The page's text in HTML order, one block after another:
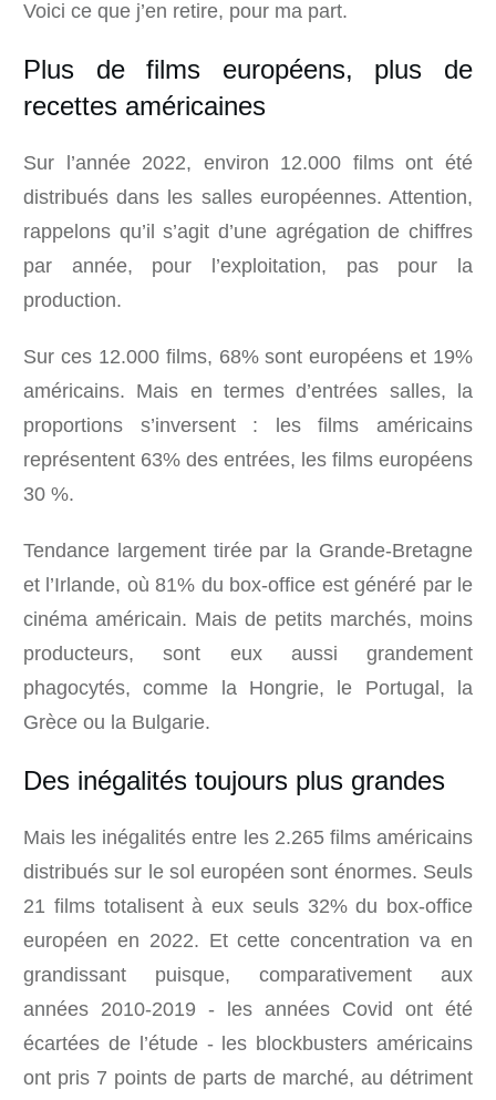
Voici ce que j’en retire, pour ma part.
Plus de films européens, plus de
recettes américaines
Sur l’année 2022, environ 12.000 films ont été
distribués dans les salles européennes. Attention,
rappelons qu’il s’agit d’une agrégation de chiffres
par année, pour l’exploitation, pas pour la
production.
Sur ces 12.000 films, 68% sont européens et 19%
américains. Mais en termes d’entrées salles, la
proportions s’inversent : les films américains
représentent 63% des entrées, les films européens
30 %.
Tendance largement tirée par la Grande-Bretagne
et l’Irlande, où 81% du box-office est généré par le
cinéma américain. Mais de petits marchés, moins
producteurs, sont eux aussi grandement
phagocytés, comme la Hongrie, le Portugal, la
Grèce ou la Bulgarie.
Des inégalités toujours plus grandes
Mais les inégalités entre les 2.265 films américains
distribués sur le sol européen sont énormes. Seuls
21 films totalisent à eux seuls 32% du box-office
européen en 2022. Et cette concentration va en
grandissant puisque, comparativement aux
années 2010-2019 - les années Covid ont été
écartées de l’étude - les blockbusters américains
ont pris 7 points de parts de marché, au détriment